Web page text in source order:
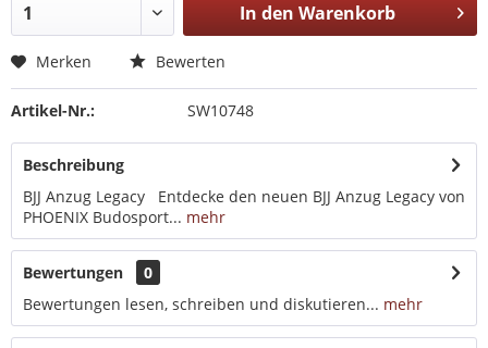
In den Warenkorb
Merken Bewerten
Artikel-Nr.: SW10748
Beschreibung
BJJ Anzug Legacy Entdecke den neuen BJJ Anzug Legacy von
PHOENIX Budosport... mehr
Bewertungen
0
Bewertungen lesen, schreiben und diskutieren... mehr